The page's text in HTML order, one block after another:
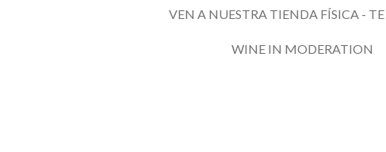
VEN A NUESTRA TIENDA FÍSICA -
WINE IN MODERATION